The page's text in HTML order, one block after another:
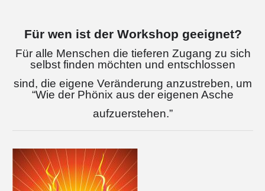
Für wen ist der Workshop geeignet?
Für alle Menschen die tieferen Zugang zu sich
selbst finden möchten und entschlossen
sind, die eigene Veränderung anzustreben, um
“Wie der Phönix aus der eigenen Asche
aufzuerstehen.”